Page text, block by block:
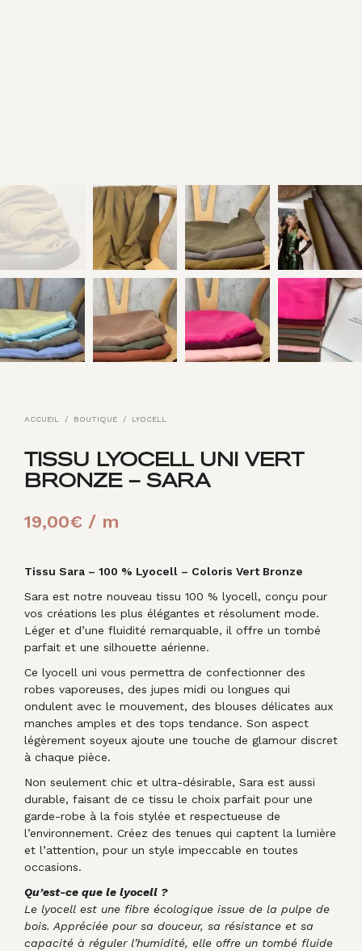
ACCUEIL / BOUTIQUE / LYOCELL
TISSU LYOCELL UNI VERT
BRONZE – SARA
19,00€ / m
Tissu Sara – 100 % Lyocell – Coloris Vert Bronze
Sara est notre nouveau tissu 100 % lyocell, conçu pour
vos créations les plus élégantes et résolument mode.
Léger et d’une fluidité remarquable, il offre un tombé
parfait et une silhouette aérienne.
Ce lyocell uni vous permettra de confectionner des
robes vaporeuses, des jupes midi ou longues qui
ondulent avec le mouvement, des blouses délicates aux
manches amples et des tops tendance. Son aspect
légèrement soyeux ajoute une touche de glamour discret
à chaque pièce.
Non seulement chic et ultra-désirable, Sara est aussi
durable, faisant de ce tissu le choix parfait pour une
garde-robe à la fois stylée et respectueuse de
l’environnement. Créez des tenues qui captent la lumière
et l’attention, pour un style impeccable en toutes
occasions.
Qu’est-ce que le lyocell ?
Le lyocell est une fibre écologique issue de la pulpe de
bois. Appréciée pour sa douceur, sa résistance et sa
capacité à réguler l’humidité, elle offre un tombé fluide